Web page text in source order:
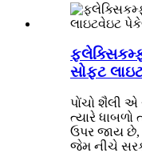
સોફ્ટ
પોંચો શૈલી એ
ત્યારે ધાબળો
ઉપર જાય છે,
જેમ નીચે